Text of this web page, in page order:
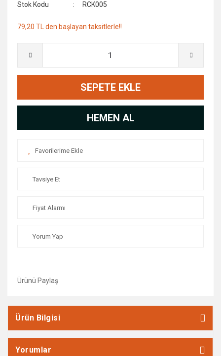
Stok Kodu
RCK005
79,20 TL den başlayan taksitlerle!!
SEPETE EKLE
HEMEN AL
Tavsiye Et
Fiyat Alarmı
Yorum Yap
Ürünü Paylaş
Ürün Bilgisi
Yorumlar